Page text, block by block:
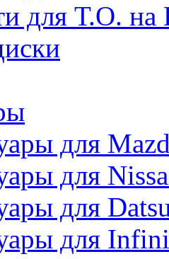
для Т.О. на
для
для
для
для